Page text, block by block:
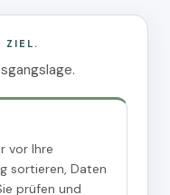
ZIEL.
vor Ihre
sortieren, Daten
prüfen und